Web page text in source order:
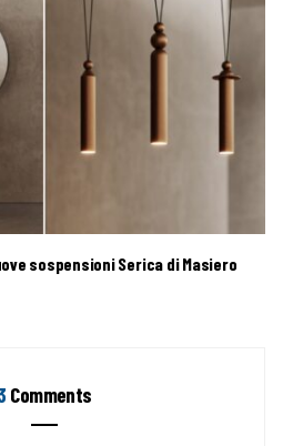
sospensioni Serica di Masiero
Comments